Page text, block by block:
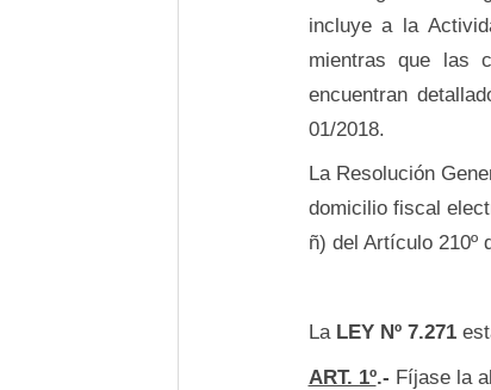
incluye a la
mientras que las
encuentran
01/2018.
La Resolución
domicilio fiscal
ñ) del Artículo 210º
La LEY Nº 7.271
ART. 1º.- Fíjase la